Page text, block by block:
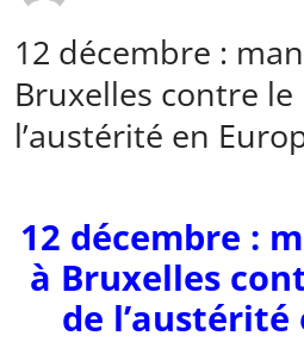
12 décembre :
Bruxelles contre
l’austérité en
12 décembre :
à Bruxelles
de l’austérité